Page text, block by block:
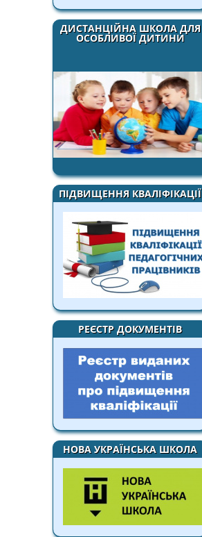
ДИСТАНЦІЙНА ШКОЛА ДЛЯ
ОСОБЛИВОЇ ДИТИНИ
ПІДВИЩЕННЯ КВАЛІФІКАЦІЇ
РЕЄСТР ДОКУМЕНТІВ
НОВА УКРАЇНСЬКА ШКОЛА